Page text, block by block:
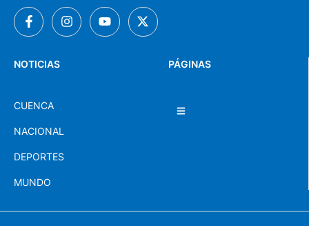
PÁGINAS
NOTICIAS
CUENCA
NACIONAL
DEPORTES
MUNDO